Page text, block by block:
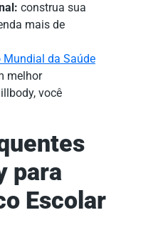
construa sua
mais de
Mundial da Saúde
melhor
você
para
Escolar